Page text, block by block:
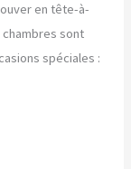
en tête-à-
sont
spéciales :